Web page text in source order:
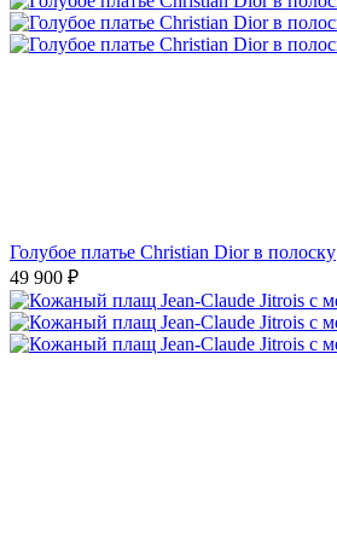
Голубое платье Christian Dior в полоску
49 900 ₽